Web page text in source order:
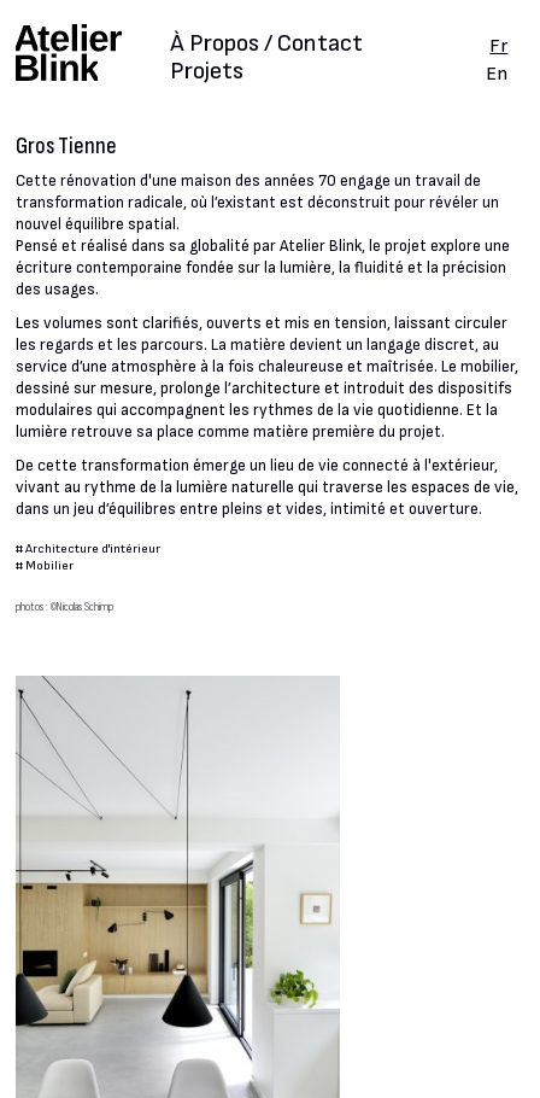
Projets
À Propos / Contact
Fr
En
Gros Tienne
Cette rénovation d'une maison des années 70 engage un travail de
transformation radicale, où l’existant est déconstruit pour révéler un
nouvel équilibre spatial.
Pensé et réalisé dans sa globalité par Atelier Blink, le projet explore une
écriture contemporaine fondée sur la lumière, la fluidité et la précision
des usages.
Les volumes sont clarifiés, ouverts et mis en tension, laissant circuler
les regards et les parcours. La matière devient un langage discret, au
service d’une atmosphère à la fois chaleureuse et maîtrisée. Le mobilier,
dessiné sur mesure, prolonge l’architecture et introduit des dispositifs
modulaires qui accompagnent les rythmes de la vie quotidienne. Et la
lumière retrouve sa place comme matière première du projet.
De cette transformation émerge un lieu de vie connecté à l'extérieur,
vivant au rythme de la lumière naturelle qui traverse les espaces de vie,
dans un jeu d’équilibres entre pleins et vides, intimité et ouverture.
#Architecture d'intérieur
# Mobilier
photos : ©Nicolas Schimp